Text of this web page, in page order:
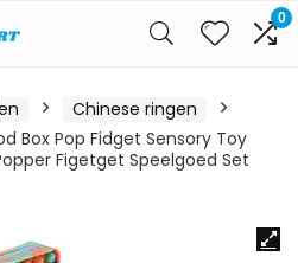
0
Chinese ringen
Box Pop Fidget Sensory Toy
Figetget Speelgoed Set